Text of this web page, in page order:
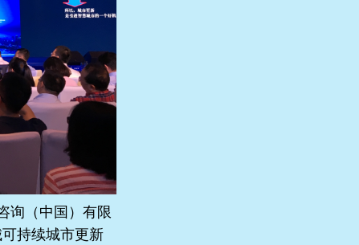
询（中国）有限
持续城市更新